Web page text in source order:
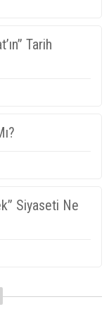
Tarih
Siyaseti Ne